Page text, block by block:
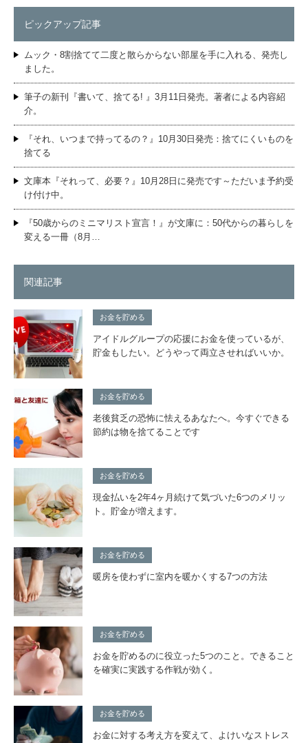
ピックアップ記事
ムック・8割捨てて二度と散らからない部屋を手に入れる、発売し
ました。
筆子の新刊『書いて、捨てる! 』3月11日発売。著者による内容紹
介。
『それ、いつまで持ってるの？』10月30日発売：捨てにくいものを
捨てる
文庫本『それって、必要？』10月28日に発売です～ただいま予約受
け付け中。
『50歳からのミニマリスト宣言！』が文庫に：50代からの暮らしを
変える一冊（8月…
関連記事
お金を貯める
アイドルグループの応援にお金を使っているが、
貯金もしたい。どうやって両立させればいいか。
お金を貯める
老後貧乏の恐怖に怯えるあなたへ。今すぐできる
節約は物を捨てることです
お金を貯める
現金払いを2年4ヶ月続けて気づいた6つのメリッ
ト。貯金が増えます。
お金を貯める
暖房を使わずに室内を暖かくする7つの方法
お金を貯める
お金を貯めるのに役立った5つのこと。できること
を確実に実践する作戦が効く。
お金を貯める
お金に対する考え方を変えて、よけいなストレス